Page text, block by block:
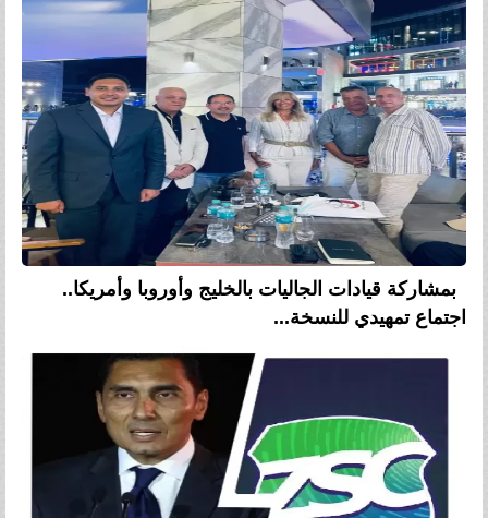
بمشاركة قيادات الجاليات بالخليج وأوروبا وأمريكا..
اجتماع تمهيدي للنسخة...